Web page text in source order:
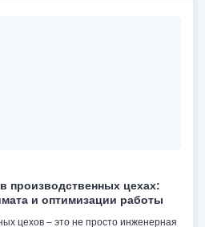
производственных цехах:
и оптимизации работы
цехов – это не просто инженерная